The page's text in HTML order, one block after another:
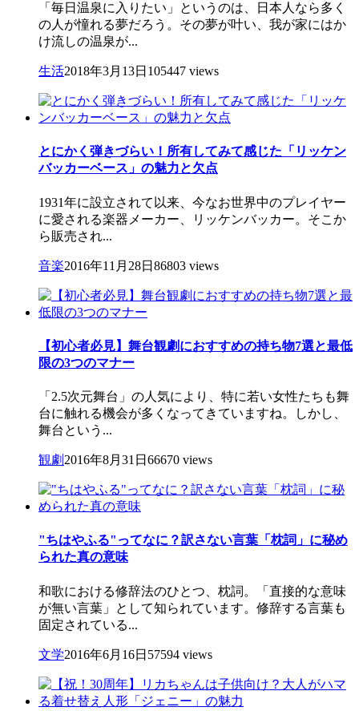
「毎日温泉に入りたい」というのは、日本人なら多く
の人が憧れる夢だろう。その夢が叶い、我が家にはか
け流しの温泉が...
生活2018年3月13日 105447 views
とにかく弾きづらい！所有してみて感じた「リッケン
バッカーベース」の魅力と欠点
1931年に設立されて以来、今なお世界中のプレイヤー
に愛される楽器メーカー、リッケンバッカー。そこか
ら販売され...
音楽2016年11月28日 86803 views
【初心者必見】舞台観劇におすすめの持ち物7選と最低
限の3つのマナー
「2.5次元舞台」の人気により、特に若い女性たちも舞
台に触れる機会が多くなってきていますね。しかし、
舞台という...
観劇 2016年8月31日 66670 views
"ちはやふる"ってなに？訳さない言葉「枕詞」に秘め
られた真の意味
和歌における修辞法のひとつ、枕詞。「直接的な意味
が無い言葉」として知られています。修辞する言葉も
固定されている...
文学2016年6月16日 57594 views